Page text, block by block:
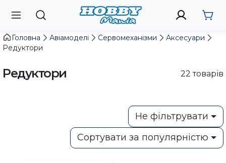
Головна Авіамоделі Сервомеханізми
Аксесуари
Редуктори
Редуктори 22 товарів
Не фільтрувати
Сортувати за популярністю